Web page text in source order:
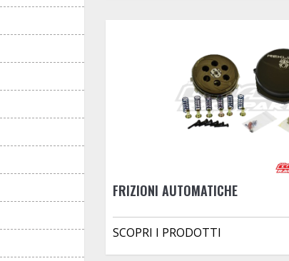
FRIZIONI AUTOMATICHE
SCOPRI I PRODOTTI